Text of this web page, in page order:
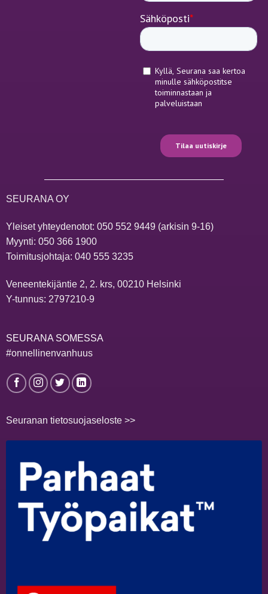
SEURANA OY
Yleiset yhteydenotot: 050 552 9449(arkisin 9-16)
Myynti: 050 366 1900
Toimitusjohtaja: 040 555 3235
Veneentekijäntie 2, 2. krs, 00210 Helsinki
Y-tunnus: 2797210-9
SEURANA SOMESSA
#onnellinenvanhuus
Seuranan tietosuojaseloste >>